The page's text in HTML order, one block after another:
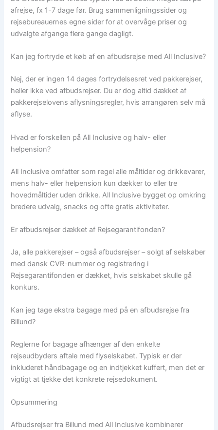
afrejse, fx 1-7 dage før. Brug sammenligningssider og
rejsebureauernes egne sider for at overvåge priser og
udvalgte afgange flere gange dagligt.
Kan jeg fortryde et køb af en afbudsrejse med All Inclusive?
Nej, der er ingen 14 dages fortrydelsesret ved pakkerejser,
heller ikke ved afbudsrejser. Du er dog altid dækket af
pakkerejselovens aflysningsregler, hvis arrangøren selv må
aflyse.
Hvad er forskellen på All Inclusive og halv- eller
helpension?
All Inclusive omfatter som regel alle måltider og drikkevarer,
mens halv- eller helpension kun dækker to eller tre
hovedmåltider uden drikke. All Inclusive bygget op omkring
bredere udvalg, snacks og ofte gratis aktiviteter.
Er afbudsrejser dækket af Rejsegarantifonden?
Ja, alle pakkerejser – også afbudsrejser – solgt af selskaber
med dansk CVR-nummer og registrering i
Rejsegarantifonden er dækket, hvis selskabet skulle gå
konkurs.
Kan jeg tage ekstra bagage med på en afbudsrejse fra
Billund?
Reglerne for bagage afhænger af den enkelte
rejseudbyders aftale med flyselskabet. Typisk er der
inkluderet håndbagage og en indtjekket kuffert, men det er
vigtigt at tjekke det konkrete rejsedokument.
Opsummering
Afbudsrejser fra Billund med All Inclusive kombinerer